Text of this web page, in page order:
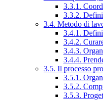
3.3.1.
3.3.2.
3.4. Metodo di
3.4.1.
3.4.2.
3.4.3.
3.4.4.
3.5. Il processo
3.5.1.
3.5.2.
3.5.3.